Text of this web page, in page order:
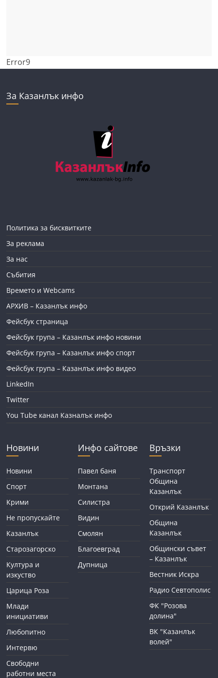
Error9
За Казанлък инфо
Политика за бисквитките
За реклама
За нас
Събития
Времето и Webcams
АРХИВ – Казанлък инфо
Фейсбук страница
Фейсбук група – Казанлък инфо новини
Фейсбук група – Казанлък инфо спорт
Фейсбук група – Казанлък инфо видео
LinkedIn
Twitter
You Tube канал Казналък инфо
Новини
Новини
Спорт
Крими
Не пропускайте
Казанлък
Старозагорско
Култура и
изкуство
Царица Роза
Млади
инициативи
Любопитно
Интервю
Свободни
работни места
Инфо сайтове
Павел баня
Монтана
Силистра
Видин
Смолян
Благоевград
Дупница
Връзки
Транспорт
Община
Казанлък
Открий Казанлък
Община
Казанлък
Общински съвет
– Казанлък
Вестник Искра
Радио Севтополис
ФК "Розова
долина"
ВК "Казанлък
волей"